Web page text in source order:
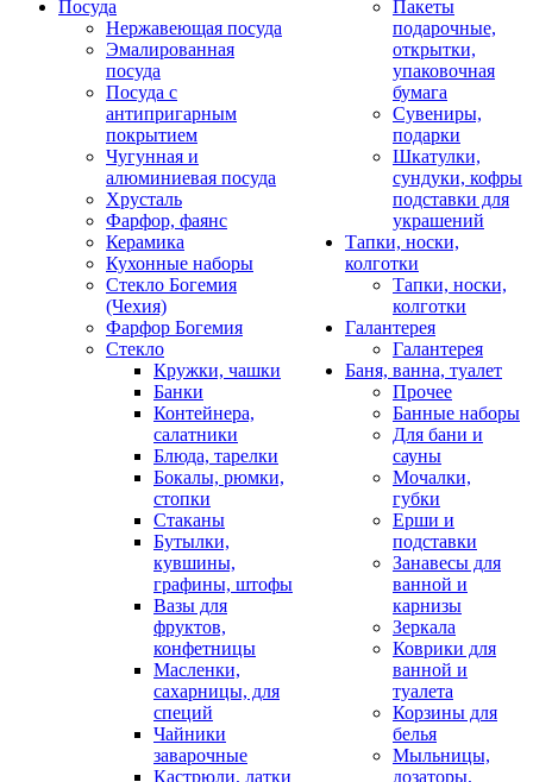
Посуда
Нержавеющая посуда
Эмалированная
посуда
Посуда с
антипригарным
покрытием
Чугунная и
алюминиевая посуда
Хрусталь
Фарфор, фаянс
Керамика
Кухонные наборы
Стекло Богемия
(Чехия)
Фарфор Богемия
Стекло
Кружки, чашки
Банки
Контейнера,
салатники
Блюда, тарелки
Бокалы, рюмки,
стопки
Стаканы
Бутылки,
кувшины,
графины, штофы
Вазы для
фруктов,
конфетницы
Масленки,
сахарницы, для
специй
Чайники
заварочные
Кастрюли, латки
Пакеты
подарочные,
открытки,
упаковочная
бумага
Сувениры,
подарки
Шкатулки,
сундуки, кофры
подставки для
украшений
Тапки, носки,
колготки
Тапки, носки,
колготки
Галантерея
Галантерея
Баня, ванна, туалет
Прочее
Банные наборы
Для бани и
сауны
Мочалки,
губки
Ерши и
подставки
Занавесы для
ванной и
карнизы
Зеркала
Коврики для
ванной и
туалета
Корзины для
белья
Мыльницы,
дозаторы,